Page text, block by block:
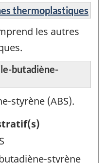
thermoplastiques
les autres
butadiène-
styrène (ABS).
styrène